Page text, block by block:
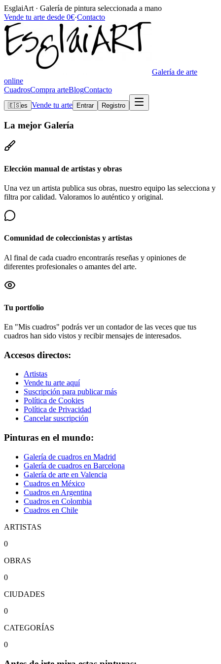
EsglaiArt · Galería de pintura seleccionada a mano
Vende tu arte desde 0€·Contacto
Galería de arte
online
CuadrosCompra arteBlogContacto
🇪🇸es Vende tu arte Entrar Registro
La mejor Galería
Elección manual de artistas y obras
Una vez un artista publica sus obras, nuestro equipo las selecciona y
filtra por calidad. Valoramos lo auténtico y original.
Comunidad de coleccionistas y artistas
Al final de cada cuadro encontrarás reseñas y opiniones de
diferentes profesionales o amantes del arte.
Tu portfolio
En "Mis cuadros" podrás ver un contador de las veces que tus
cuadros han sido vistos y recibir mensajes de interesados.
Accesos directos:
Artistas
Vende tu arte aquí
Suscripción para publicar más
Política de Cookies
Política de Privacidad
Cancelar suscripción
Pinturas en el mundo:
Galería de cuadros en Madrid
Galería de cuadros en Barcelona
Galería de arte en Valencia
Cuadros en México
Cuadros en Argentina
Cuadros en Colombia
Cuadros en Chile
ARTISTAS
0
OBRAS
0
CIUDADES
0
CATEGORÍAS
0